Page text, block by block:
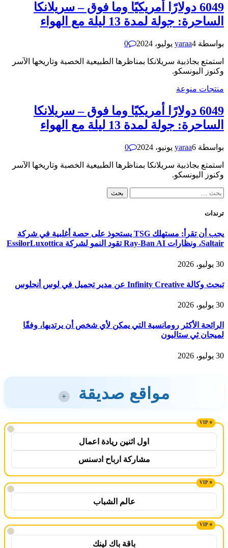
6049 دولارًا أمريكيًا وما فوق – سريلانكا
الساحرة: جولة لمدة 13 ليلة مع الهواء
بواسطة yaraa 4 يوليو، 2024 0
استمتع بجاذبية سريلانكا بمناظرها الطبيعية الخصبة وتاريخها الآسر
وكنوز اليونسكو.
منتجات منوعة
6049 دولارًا أمريكيًا وما فوق – سريلانكا
الساحرة: جولة لمدة 13 ليلة مع الهواء
بواسطة yaraa 6 يونيو، 2024 0
استمتع بجاذبية سريلانكا بمناظرها الطبيعية الخصبة وتاريخها الآسر
وكنوز اليونسكو.
البحث
ترندات
يجب أن تقرأ: مستهلك TSG يستحوذ على حصة أغلبية في شركة
Saltair، ونظارات Ray-Ban AI تقود النمو لشركة EssilorLuxottica
30 يوليو، 2026
تبحث وكالة Infinity Creative عن مدير تجميل في لوس أنجلوس
30 يوليو، 2026
الرائحة الأكثر رومانسية التي يمكن لأي شخص أن يرتديها، وفقًا
لميجان ثي ستاليون
30 يوليو، 2026
مواقع صديقة +
!
اول اثنين ريادة اعمال
مشاركة ارباح ادسنس
!
عالم الشباب
!
باقة باك لينك